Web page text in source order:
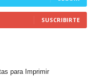
SUSCRIBIRTE
para Imprimir